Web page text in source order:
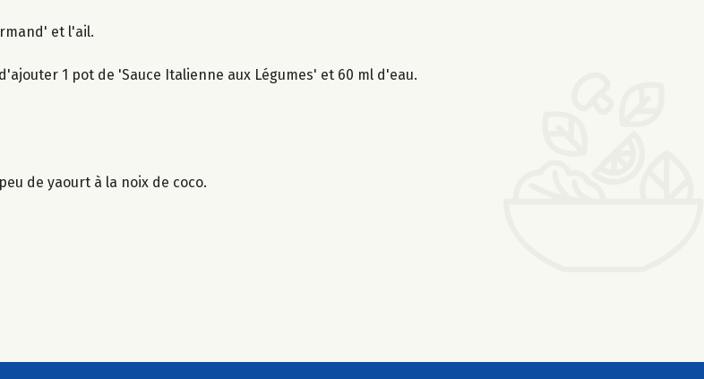
et l'ail.
1 pot de 'Sauce Italienne aux Légumes' et 60 ml d'eau.
de yaourt à la noix de coco.